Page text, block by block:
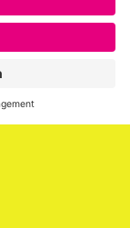
2009 schreibt